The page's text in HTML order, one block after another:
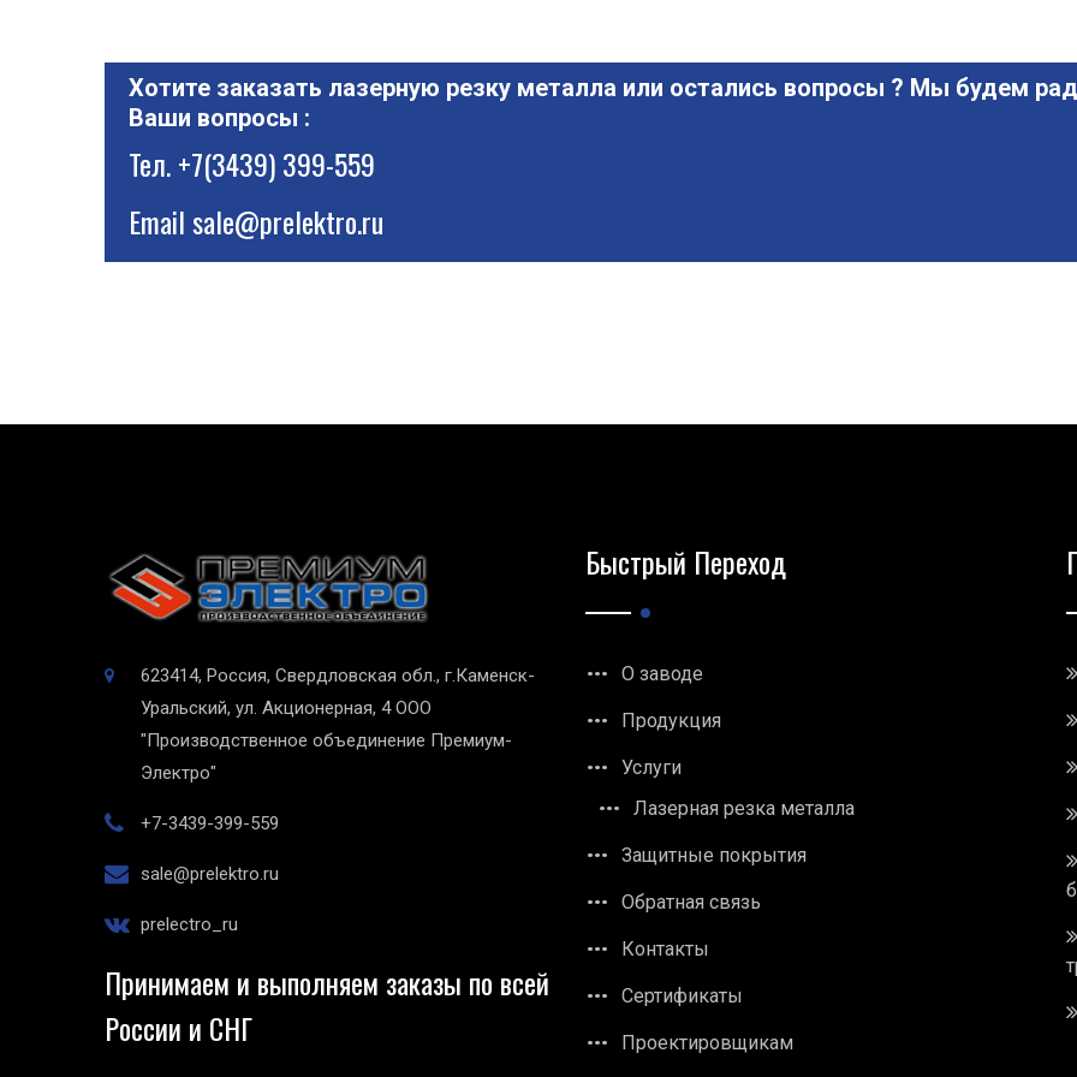
Хотите заказать лазерную резку металла или остались вопросы ? Мы будем
Ваши вопросы :
Тел.+7(3439) 399-559
Emailsale@prelektro.ru
623414, Россия, Свердловская обл., г.Каменск-
Уральский, ул. Акционерная, 4 ООО
"Производственное объединение Премиум-
Электро"
+7-3439-399-559
sale@prelektro.ru
prelectro_ru
Принимаем и выполняем заказы по всей
России и СНГ
Быстрый Переход
О заводе
Продукция
Услуги
Лазерная резка металла
Защитные покрытия
Обратная связь
Контакты
Сертификаты
Проектировщикам